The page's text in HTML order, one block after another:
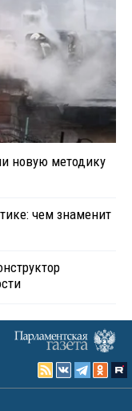
новую методику
чем знаменит